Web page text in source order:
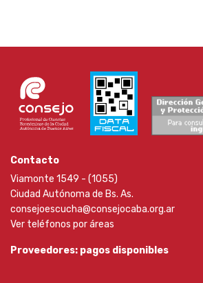
Contacto
Viamonte 1549 - (1055)
Ciudad Autónoma de Bs. As.
consejoescucha@consejocaba.org.ar
Ver teléfonos por áreas
Proveedores: pagos disponibles